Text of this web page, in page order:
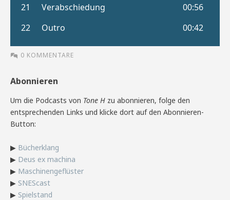
0 KOMMENTARE
Abonnieren
Um die Podcasts von Tone H zu abonnieren, folge den
entsprechenden Links und klicke dort auf den Abonnieren-
Button:
▶ Bücherklang
▶ Deus ex machina
▶ Maschinengeflüster
▶ SNEScast
▶ Spielstand